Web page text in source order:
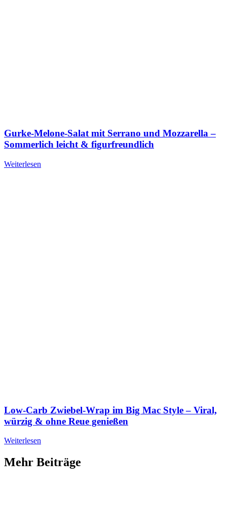
Gurke-Melone-Salat mit Serrano und Mozzarella –
Sommerlich leicht & figurfreundlich
Weiterlesen
Low-Carb Zwiebel-Wrap im Big Mac Style – Viral,
würzig & ohne Reue genießen
Weiterlesen
Mehr Beiträge